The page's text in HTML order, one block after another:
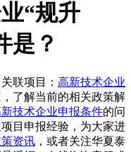
“规升
是？
关联项目： 高新技术企业
了解当前的相关政策解
技术企业申报条件的问
目申报经验，为大家进
资讯 ，或者关注华夏泰